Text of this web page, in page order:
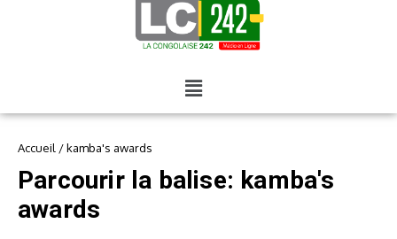
Accueil /kamba's awards
Parcourir la balise: kamba's
awards